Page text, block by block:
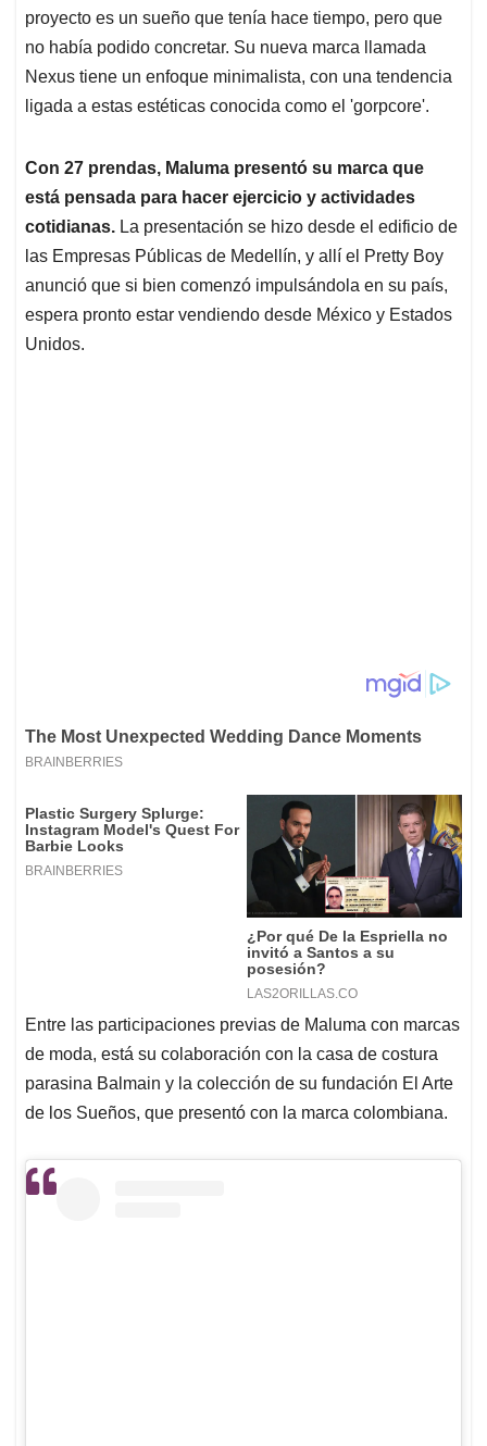
proyecto es un sueño que tenía hace tiempo, pero que
no había podido concretar. Su nueva marca llamada
Nexus tiene un enfoque minimalista, con una tendencia
ligada a estas estéticas conocida como el 'gorpcore'.
Con 27 prendas, Maluma presentó su marca que
está pensada para hacer ejercicio y actividades
cotidianas. La presentación se hizo desde el edificio de
las Empresas Públicas de Medellín, y allí el Pretty Boy
anunció que si bien comenzó impulsándola en su país,
espera pronto estar vendiendo desde México y Estados
Unidos.
Entre las participaciones previas de Maluma con marcas
de moda, está su colaboración con la casa de costura
parasina Balmain y la colección de su fundación El Arte
de los Sueños, que presentó con la marca colombiana.